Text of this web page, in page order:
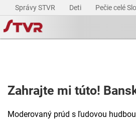
Správy STVR Deti Pečie celé
Zahrajte mi túto!
Moderovaný prúd s ľudovou